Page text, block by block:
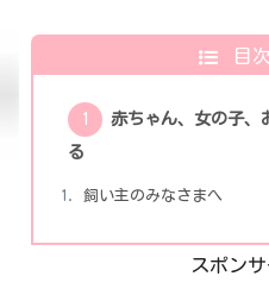
目次
赤ちゃん、女の子、
る
飼い主のみなさまへ
スポン